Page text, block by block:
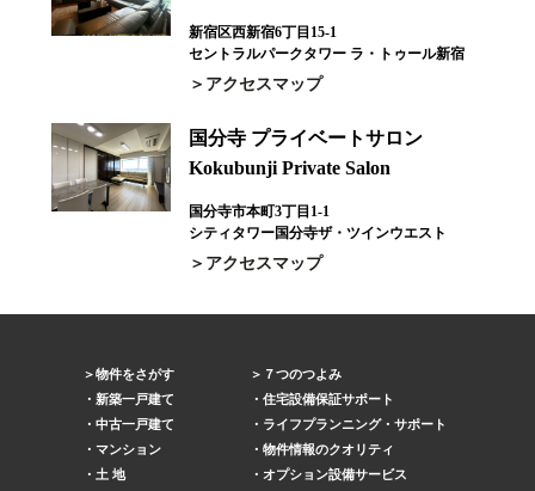
新宿区西新宿6丁目15-1
セントラルパークタワー ラ・トゥール新宿
アクセスマップ
国分寺 プライベートサロン
Kokubunji Private Salon
国分寺市本町3丁目1-1
シティタワー国分寺ザ・ツインウエスト
アクセスマップ
物件をさがす
新築一戸建て
中古一戸建て
マンション
土 地
７つのつよみ
住宅設備保証サポート
ライフプランニング・サポート
物件情報のクオリティ
オプション設備サービス